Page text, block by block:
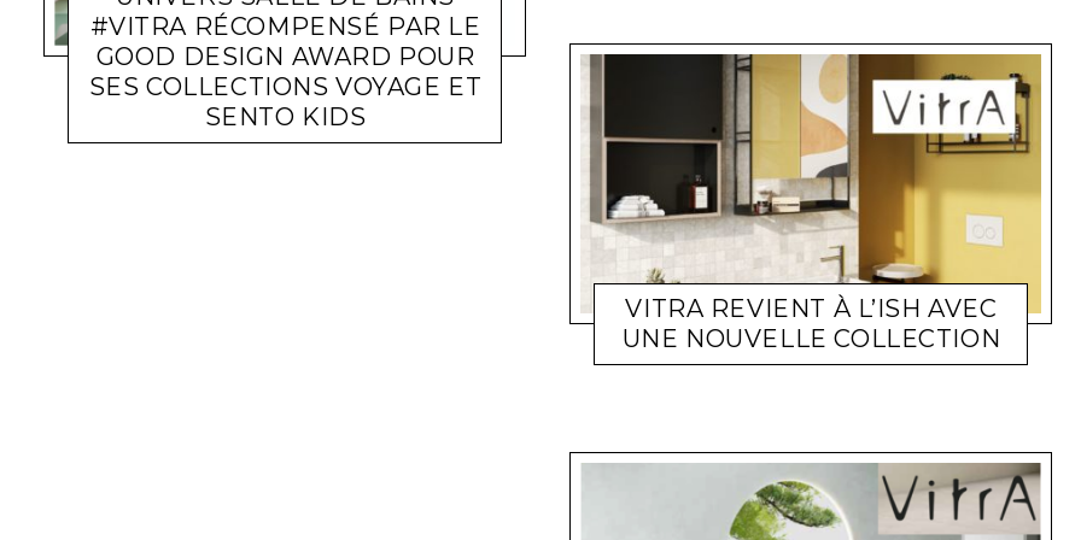
#VITRA RÉCOMPENSÉ PAR LE
GOOD DESIGN AWARD POUR
SES COLLECTIONS VOYAGE ET
SENTO KIDS
ACTUALITÉ ENTREPRISES LARA GASQUET
VITRA REVIENT À L’ISH AVEC
UNE NOUVELLE COLLECTION
ACTUALITÉS SALONS LARA GASQUET 3 AVRIL 2023